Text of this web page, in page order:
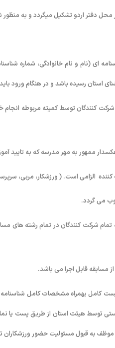
ای (نام و نام خانوادگی، شماره
استان رسیده باشد و در هنگام ورود
کنندگان توسط کمیته مربوطه انجام
توسط هیئت استان از طریق پست یا
موظف به قبول مسئولیت حضور